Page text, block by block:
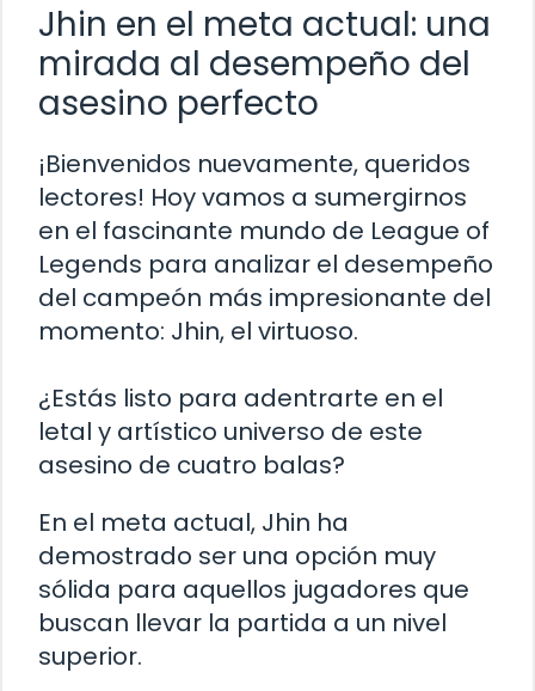
Jhin en el meta actual: una
mirada al desempeño del
asesino perfecto
¡Bienvenidos nuevamente, queridos
lectores! Hoy vamos a sumergirnos
en el fascinante mundo de League of
Legends para analizar el desempeño
del campeón más impresionante del
momento: Jhin, el virtuoso.
¿Estás listo para adentrarte en el
letal y artístico universo de este
asesino de cuatro balas?
En el meta actual, Jhin ha
demostrado ser una opción muy
sólida para aquellos jugadores que
buscan llevar la partida a un nivel
superior.